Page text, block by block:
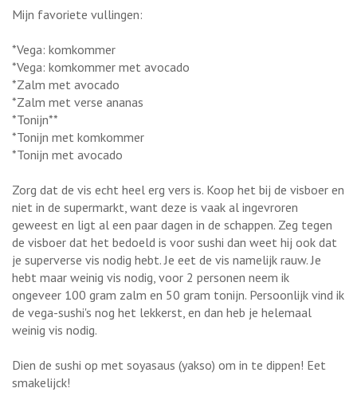
Mijn favoriete vullingen:
*Vega: komkommer
*Vega: komkommer met avocado
*Zalm met avocado
*Zalm met verse ananas
*Tonijn**
*Tonijn met komkommer
*Tonijn met avocado
Zorg dat de vis echt heel erg vers is. Koop het bij de visboer en
niet in de supermarkt, want deze is vaak al ingevroren
geweest en ligt al een paar dagen in de schappen. Zeg tegen
de visboer dat het bedoeld is voor sushi dan weet hij ook dat
je superverse vis nodig hebt. Je eet de vis namelijk rauw. Je
hebt maar weinig vis nodig, voor 2 personen neem ik
ongeveer 100 gram zalm en 50 gram tonijn. Persoonlijk vind ik
de vega-sushi's nog het lekkerst, en dan heb je helemaal
weinig vis nodig.
Dien de sushi op met soyasaus (yakso) om in te dippen! Eet
smakelijck!